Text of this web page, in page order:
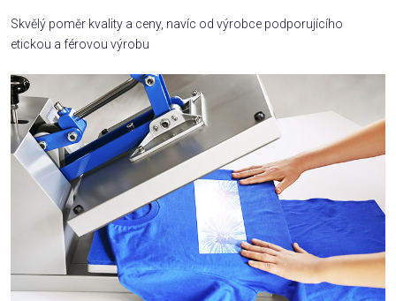
Skvělý poměr kvality a ceny, navíc od výrobce podporujícího
etickou a férovou výrobu